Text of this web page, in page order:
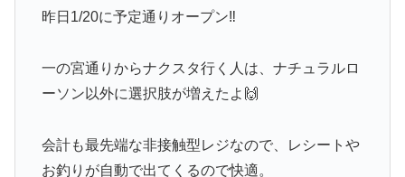
昨日1/20に予定通りオープン‼️
一の宮通りからナクスタ行く人は、ナチュラルロ
ーソン以外に選択肢が増えたよ🙌
会計も最先端な非接触型レジなので、レシートや
お釣りが自動で出てくるので快適。